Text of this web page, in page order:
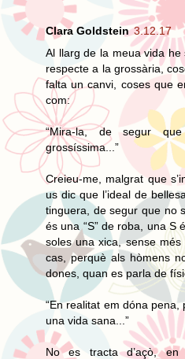
Clara Goldstein 3.12.17
Al llarg de la meua vida
respecte a la grossària,
falta un canvi, coses que
com:
“Mira-la, de segur
grossíssima...”
Creieu-me, malgrat que
us dic que l’ideal de
tinguera, de segur que no
és una “S” de roba, una S
soles una xica, sense
cas, perquè als hòmens
dones, quan es parla de
“En realitat em dóna
una vida sana...”
No es tracta d’açò,